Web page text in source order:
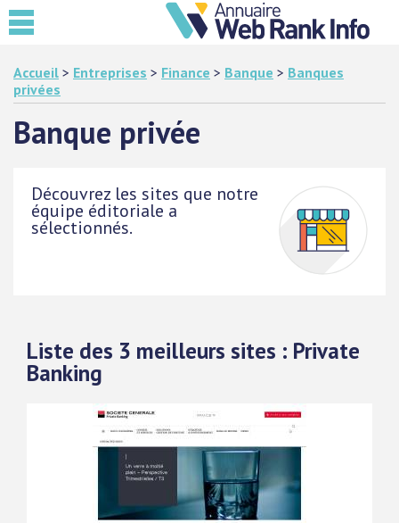
Accueil > Entreprises > Finance > Banque > Banques
privées
Banque privée
Découvrez les sites que notre
équipe éditoriale a
sélectionnés.
Liste des 3 meilleurs sites : Private
Banking